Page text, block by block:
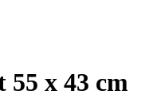
55 x 43 cm